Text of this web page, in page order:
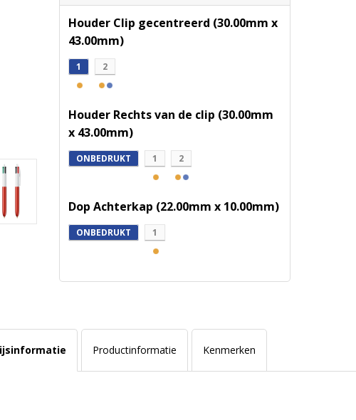
Houder Clip gecentreerd (30.00mm x
43.00mm)
1 2
Houder Rechts van de clip (30.00mm
x 43.00mm)
ONBEDRUKT 1 2
Dop Achterkap (22.00mm x 10.00mm)
ONBEDRUKT 1
Productinformatie Kenmerken